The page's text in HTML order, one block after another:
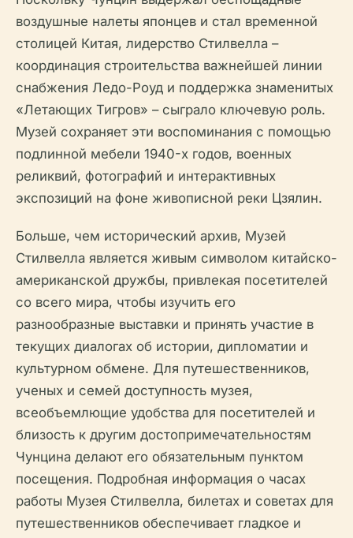
воздушные налеты японцев и стал временной
столицей Китая, лидерство Стилвелла –
координация строительства важнейшей линии
снабжения Ледо-Роуд и поддержка знаменитых
«Летающих Тигров» – сыграло ключевую роль.
Музей сохраняет эти воспоминания с помощью
подлинной мебели 1940-х годов, военных
реликвий, фотографий и интерактивных
экспозиций на фоне живописной реки Цзялин.
Больше, чем исторический архив, Музей
Стилвелла является живым символом китайско-
американской дружбы, привлекая посетителей
со всего мира, чтобы изучить его
разнообразные выставки и принять участие в
текущих диалогах об истории, дипломатии и
культурном обмене. Для путешественников,
ученых и семей доступность музея,
всеобъемлющие удобства для посетителей и
близость к другим достопримечательностям
Чунцина делают его обязательным пунктом
посещения. Подробная информация о часах
работы Музея Стилвелла, билетах и советах для
путешественников обеспечивает гладкое и